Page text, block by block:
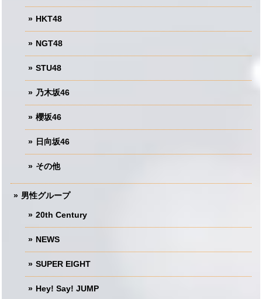
HKT48
NGT48
STU48
乃木坂46
櫻坂46
日向坂46
その他
男性グループ
20th Century
NEWS
SUPER EIGHT
Hey! Say! JUMP